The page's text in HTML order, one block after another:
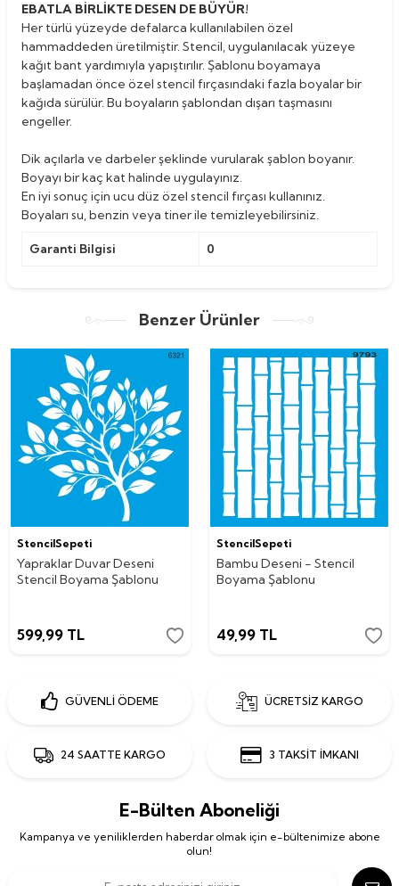
EBATLA BİRLİKTE DESEN DE BÜYÜR!
Her türlü yüzeyde defalarca kullanılabilen özel
hammaddeden üretilmiştir. Stencil, uygulanılacak yüzeye
kağıt bant yardımıyla yapıştırılır. Şablonu boyamaya
başlamadan önce özel stencil fırçasındaki fazla boyalar bir
kağıda sürülür. Bu boyaların şablondan dışarı taşmasını
engeller.
Dik açılarla ve darbeler şeklinde vurularak şablon boyanır.
Boyayı bir kaç kat halinde uygulayınız.
En iyi sonuç için ucu düz özel stencil fırçası kullanınız.
Boyaları su, benzin veya tiner ile temizleyebilirsiniz.
Garanti Bilgisi 0
Benzer Ürünler
StencilSepeti
Yapraklar Duvar Deseni
Stencil Boyama Şablonu
599,99 TL
StencilSepeti
Bambu Deseni - Stencil
Boyama Şablonu
49,99TL
GÜVENLİ ÖDEME ÜCRETSİZ KARGO
24 SAATTE KARGO 3 TAKSİT İMKANI
E-Bülten Aboneliği
Kampanya ve yeniliklerden haberdar olmak için e-bültenimize abone
olun!